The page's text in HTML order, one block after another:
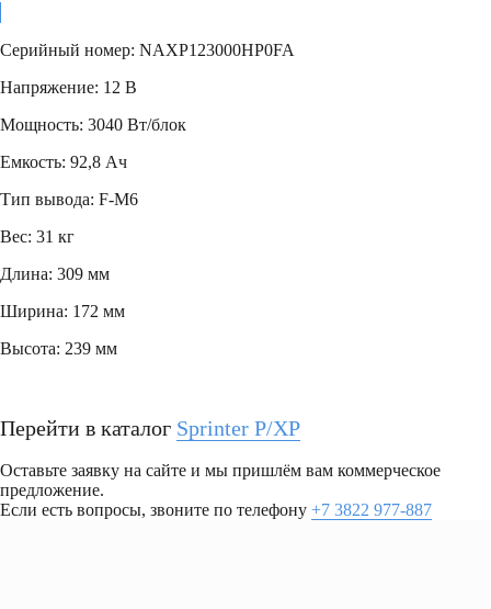
Серийный номер: NAXP123000HP0FA
Напряжение: 12 В
Мощность: 3040 Вт/блок
Емкость: 92,8 Ач
Тип вывода: F-M6
Вес: 31 кг
Длина: 309 мм
Ширина: 172 мм
Высота: 239 мм
Перейти в каталог Sprinter P/XP
Оставьте заявку на сайте и мы пришлём вам коммерческое
предложение.
Если есть вопросы, звоните по телефону +7 3822 977-887